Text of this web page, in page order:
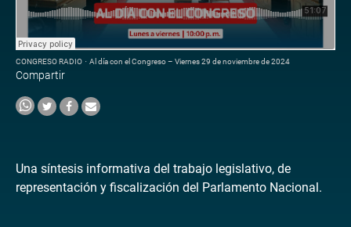
CONGRESO RADIO · Al día con el Congreso – Viernes 29 de noviembre de 2024
Compartir
Una síntesis informativa del trabajo legislativo, de
representación y fiscalización del Parlamento Nacional.